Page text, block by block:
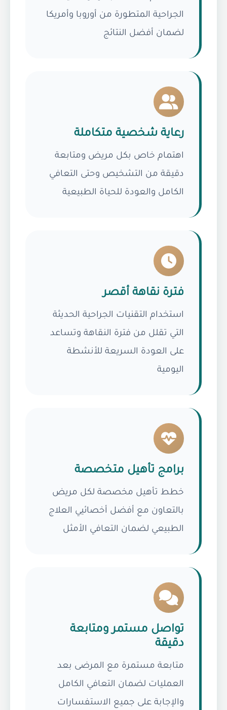
الجراحية المتطورة من أوروبا وأمريكا
لضمان أفضل النتائج
رعاية شخصية متكاملة
اهتمام خاص بكل مريض ومتابعة
دقيقة من التشخيص وحتى التعافي
الكامل والعودة للحياة الطبيعية
فترة نقاهة أقصر
استخدام التقنيات الجراحية الحديثة
التي تقلل من فترة النقاهة وتساعد
على العودة السريعة للأنشطة
اليومية
برامج تأهيل متخصصة
خطط تأهيل مخصصة لكل مريض
بالتعاون مع أفضل أخصائيي العلاج
الطبيعي لضمان التعافي الأمثل
تواصل مستمر ومتابعة
دقيقة
متابعة مستمرة مع المرضى بعد
العمليات لضمان التعافي الكامل
والإجابة على جميع الاستفسارات